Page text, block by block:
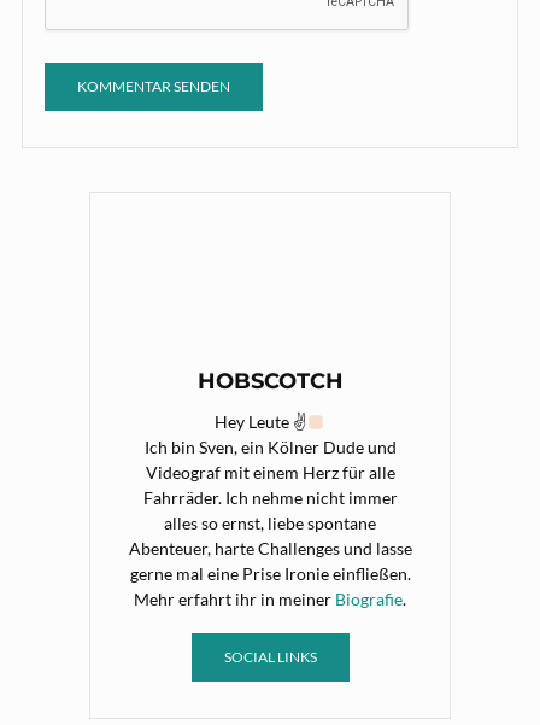
HOBSCOTCH
Hey Leute ✌
Ich bin Sven, ein Kölner Dude und
Videograf mit einem Herz für alle
Fahrräder. Ich nehme nicht immer
alles so ernst, liebe spontane
Abenteuer, harte Challenges und lasse
gerne mal eine Prise Ironie einfließen.
Mehr erfahrt ihr in meiner Biografie.
SOCIAL LINKS